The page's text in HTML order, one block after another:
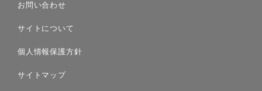
お問い合わせ
サイトについて
個人情報保護方針
サイトマップ